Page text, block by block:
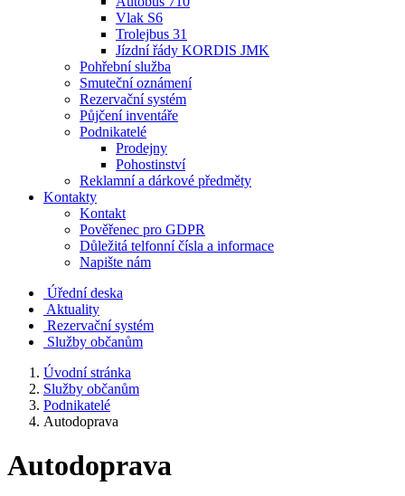
Vlak S6
Trolejbus 31
Jízdní řády KORDIS JMK
Pohřební služba
Smuteční oznámení
Rezervační systém
Půjčení inventáře
Podnikatelé
Prodejny
Pohostinství
Reklamní a dárkové předměty
Kontakty
Kontakt
Pověřenec pro GDPR
Důležitá telfonní čísla a informace
Napište nám
Úřední deska
Aktuality
Rezervační systém
Služby občanům
Úvodní stránka
Služby občanům
Podnikatelé
Autodoprava
Autodoprava